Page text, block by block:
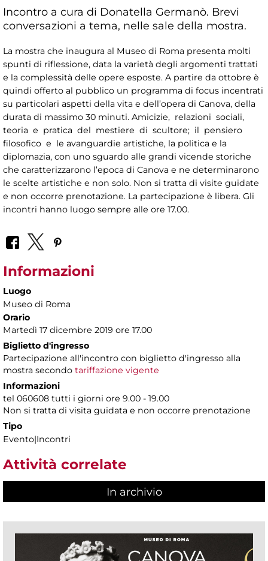
Incontro a cura di Donatella Germanò. Brevi
conversazioni a tema, nelle sale della mostra.
La mostra che inaugura al Museo di Roma presenta molti
spunti di riflessione, data la varietà degli argomenti trattati
e la complessità delle opere esposte. A partire da ottobre è
quindi offerto al pubblico un programma di focus incentrati
su particolari aspetti della vita e dell’opera di Canova, della
durata di massimo 30 minuti. Amicizie, relazioni sociali,
teoria e pratica del mestiere di scultore; il pensiero
filosofico e le avanguardie artistiche, la politica e la
diplomazia, con uno sguardo alle grandi vicende storiche
che caratterizzarono l’epoca di Canova e ne determinarono
le scelte artistiche e non solo. Non si tratta di visite guidate
e non occorre prenotazione. La partecipazione è libera. Gli
incontri hanno luogo sempre alle ore 17.00.
Informazioni
Luogo
Museo di Roma
Orario
Martedì 17 dicembre 2019 ore 17.00
Biglietto d'ingresso
Partecipazione all'incontro con biglietto d'ingresso alla
mostra secondo tariffazione vigente
Informazioni
tel 060608 tutti i giorni ore 9.00 - 19.00
Non si tratta di visita guidata e non occorre prenotazione
Tipo
Evento|Incontri
Attività correlate
In archivio